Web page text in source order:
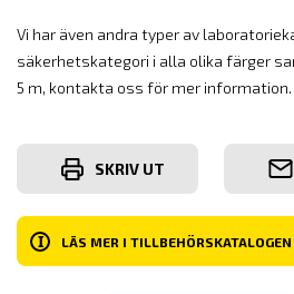
Vi har även andra typer av
säkerhetskategori i alla olika färger
5 m, kontakta oss för mer information.
SKRIV UT
I LÄS MER I TILLBEHÖRSKATALOGEN